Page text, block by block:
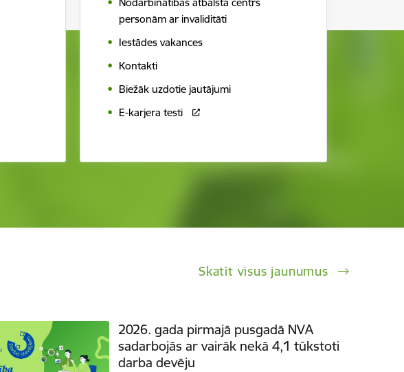
personām ar invaliditāti
Iestādes vakances
Kontakti
Biežāk uzdotie jautājumi
E-karjera testi
Skatīt visus jaunumus
2026. gada pirmajā pusgadā NVA
sadarbojās ar vairāk nekā 4,1 tūkstoti
darba devēju